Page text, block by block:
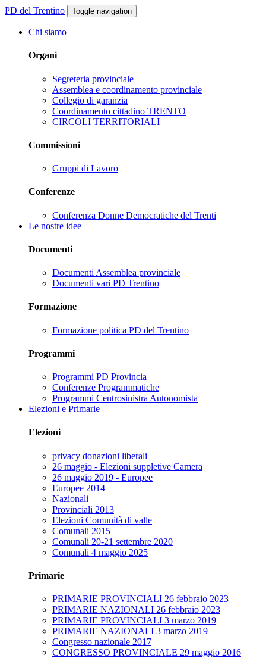
PD del Trentino Toggle navigation
Chi siamo
Organi
Segreteria provinciale
Assemblea e coordinamento provinciale
Collegio di garanzia
Coordinamento cittadino TRENTO
CIRCOLI TERRITORIALI
Commissioni
Gruppi di Lavoro
Conferenze
Conferenza Donne Democratiche del Trenti
Le nostre idee
Documenti
Documenti Assemblea provinciale
Documenti vari PD Trentino
Formazione
Formazione politica PD del Trentino
Programmi
Programmi PD Provincia
Conferenze Programmatiche
Programmi Centrosinistra Autonomista
Elezioni e Primarie
Elezioni
privacy donazioni liberali
26 maggio - Elezioni suppletive Camera
26 maggio 2019 - Europee
Europee 2014
Nazionali
Provinciali 2013
Elezioni Comunità di valle
Comunali 2015
Comunali 20-21 settembre 2020
Comunali 4 maggio 2025
Primarie
PRIMARIE PROVINCIALI 26 febbraio 2023
PRIMARIE NAZIONALI 26 febbraio 2023
PRIMARIE PROVINCIALI 3 marzo 2019
PRIMARIE NAZIONALI 3 marzo 2019
Congresso nazionale 2017
CONGRESSO PROVINCIALE 29 maggio 2016